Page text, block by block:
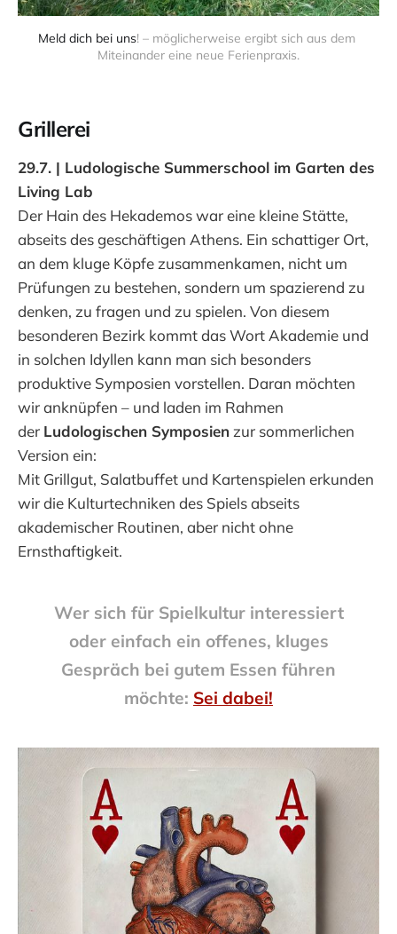
Meld dich bei uns! – möglicherweise ergibt sich aus dem
Miteinander eine neue Ferienpraxis.
Grillerei
29.7. | Ludologische Summerschool im Garten des
Living Lab
Der Hain des Hekademos war eine kleine Stätte,
abseits des geschäftigen Athens. Ein schattiger Ort,
an dem kluge Köpfe zusammenkamen, nicht um
Prüfungen zu bestehen, sondern um spazierend zu
denken, zu fragen und zu spielen. Von diesem
besonderen Bezirk kommt das Wort Akademie und
in solchen Idyllen kann man sich besonders
produktive Symposien vorstellen. Daran möchten
wir anknüpfen – und laden im Rahmen
der Ludologischen Symposienzur sommerlichen
Version ein:
Mit Grillgut, Salatbuffet und Kartenspielen erkunden
wir die Kulturtechniken des Spiels abseits
akademischer Routinen, aber nicht ohne
Ernsthaftigkeit.
Wer sich für Spielkultur interessiert
oder einfach ein offenes, kluges
Gespräch bei gutem Essen führen
möchte: Sei dabei!